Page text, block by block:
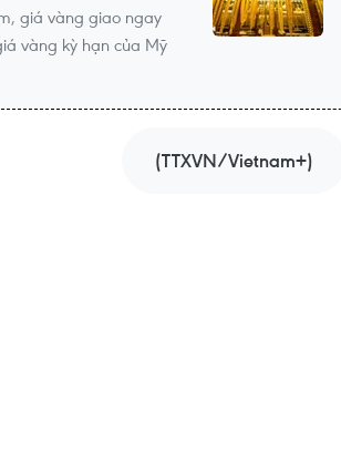
giá vàng giao ngay
vàng kỳ hạn của Mỹ
(TTXVN/Vietnam+)